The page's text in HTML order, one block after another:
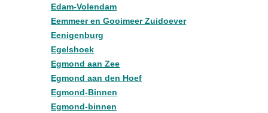
Edam-Volendam
Eemmeer en Gooimeer Zuidoever
Eenigenburg
Egelshoek
Egmond aan Zee
Egmond aan den Hoef
Egmond-Binnen
Egmond-binnen